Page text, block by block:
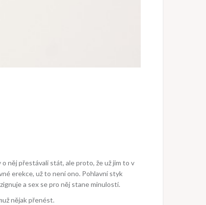
něj přestávali stát, ale proto, že už jim to v
erekce, už to není ono. Pohlavní styk
a sex se pro něj stane minulostí.
nějak přenést.